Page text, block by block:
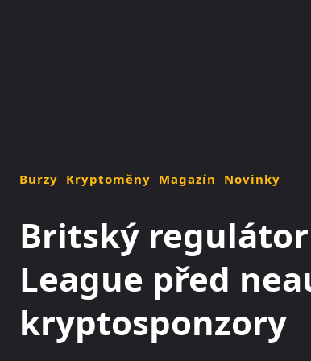
Burzy Kryptoměny Magazín Novinky
Britský
League před
kryptosponzory